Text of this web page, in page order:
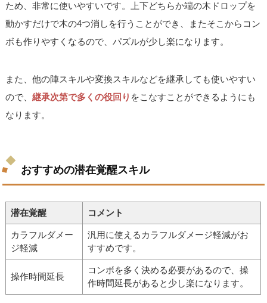
ため、非常に使いやすいです。上下どちらか端の木ドロップを
動かすだけで木の4つ消しを行うことができ、またそこからコン
ボも作りやすくなるので、パズルが少し楽になります。
また、他の陣スキルや変換スキルなどを継承しても使いやすい
ので、継承次第で多くの役回り をこなすことができるようにも
なります。
おすすめの潜在覚醒スキル
潜在覚醒 コメント
カラフルダメー
ジ軽減
汎用に使えるカラフルダメージ軽減がお
すすめです。
操作時間延長
コンボを多く決める必要があるので、操
作時間延長があると少し楽になります。